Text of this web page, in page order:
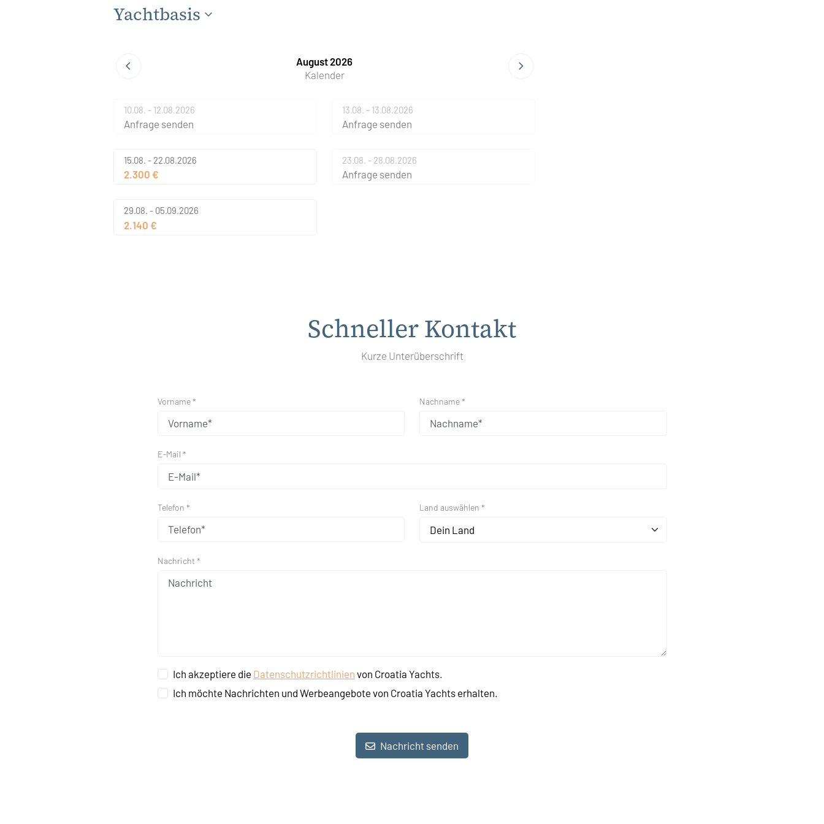
Yachtbasis
August 2026
Kalender
10.08. - 12.08.2026
Anfrage senden
13.08. - 13.08.2026
Anfrage senden
15.08. - 22.08.2026
2.300 €
23.08. - 28.08.2026
Anfrage senden
29.08. - 05.09.2026
2.140 €
Schneller Kontakt
Kurze Unterüberschrift
Vorname * Nachname *
E-Mail *
Telefon * Land auswählen *
Dein Land
Nachricht *
Ich akzeptiere die Datenschutzrichtlinien von Croatia Yachts.
Ich möchte Nachrichten und Werbeangebote von Croatia Yachts erhalten.
Nachricht senden